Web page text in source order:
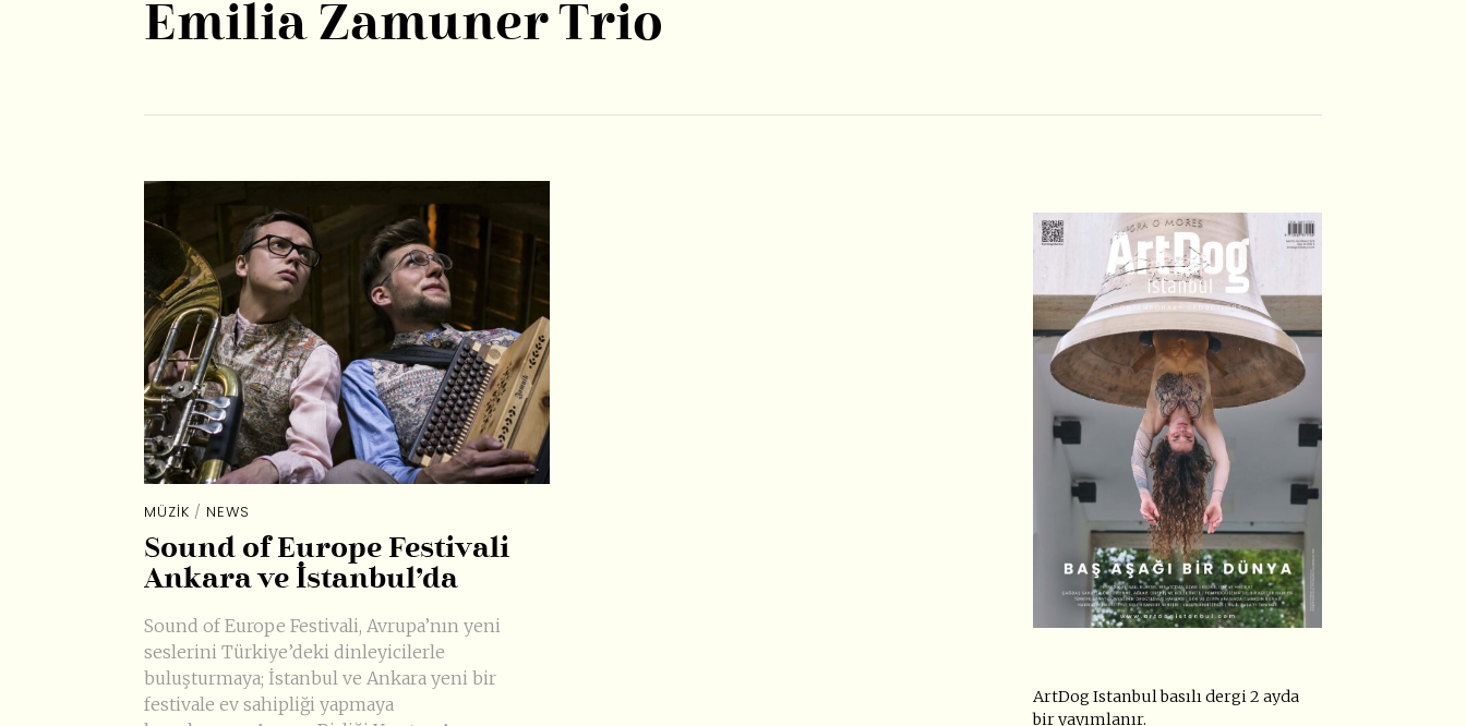
Emilia Zamuner Trio
MÜZIK / NEWS
Sound of Europe Festivali
Ankara ve İstanbul’da
Sound of Europe Festivali, Avrupa’nın yeni
seslerini Türkiye’deki dinleyicilerle
buluşturmaya; İstanbul ve Ankara yeni bir
festivale ev sahipliği yapmaya
ArtDog Istanbul basılı dergi 2 ayda
bir yayımlanır.